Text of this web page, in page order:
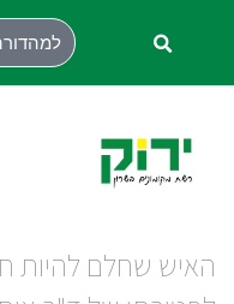
האיש שחלם להיות